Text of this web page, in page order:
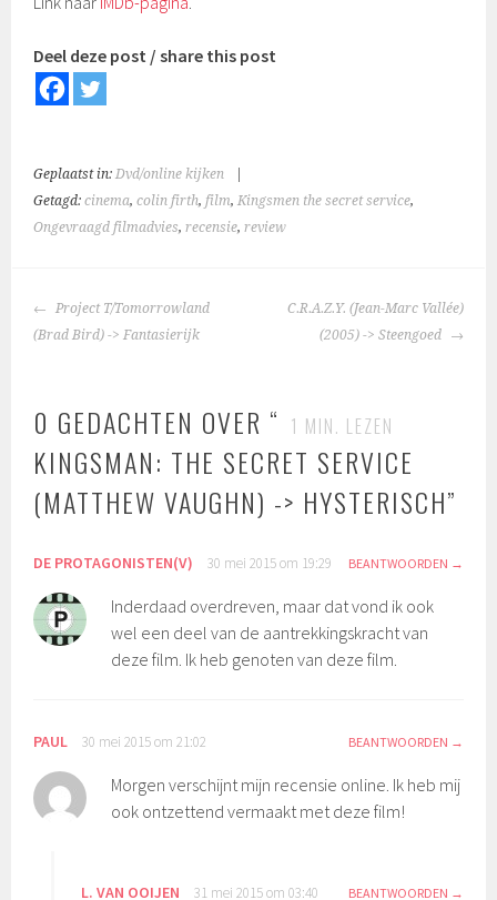
Deel deze post / share this post
Geplaatst in:Dvd/online kijken
Getagd:cinema,colin firth,film,Kingsmen the secret service,
Ongevraagd filmadvies,recensie,review
BERICHTNAVIGATIE
Project T/Tomorrowland
(Brad Bird) -> Fantasierijk
C.R.A.Z.Y. (Jean-Marc Vallée)
(2005) -> Steengoed
0 GEDACHTEN OVER “ 1 MIN. LEZEN
KINGSMAN: THE SECRET SERVICE
(MATTHEW VAUGHN) -> HYSTERISCH”
DE PROTAGONISTEN(V) 30 mei 2015 om 19:29 BEANTWOORDEN
Inderdaad overdreven, maar dat vond ik ook
wel een deel van de aantrekkingskracht van
deze film. Ik heb genoten van deze film.
PAUL 30 mei 2015 om 21:02 BEANTWOORDEN
Morgen verschijnt mijn recensie online. Ik heb mij
ook ontzettend vermaakt met deze film!
L. VAN OOIJEN 31 mei 2015 om 03:40 BEANTWOORDEN